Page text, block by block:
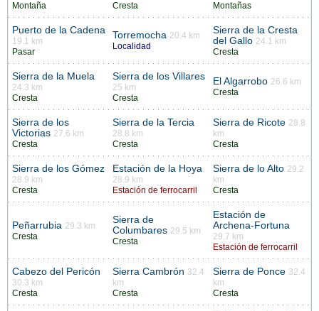
Montaña
Cresta
Montañas
Puerto de la Cadena
19.1 km
Pasar
Torremocha 20.4 km
Localidad
Sierra de la Cresta
del Gallo 24.1 km
Cresta
Sierra de la Muela
24.3 km
Cresta
Sierra de los Villares
25 km
Cresta
El Algarrobo 26.6 km
Cresta
Sierra de los
Victorias 27.6 km
Cresta
Sierra de la Tercia
28.8 km
Cresta
Sierra de Ricote 28.8
km
Cresta
Sierra de los Gómez
28.9 km
Cresta
Estación de la Hoya
28.9 km
Estación de ferrocarril
Sierra de lo Alto 29.2
km
Cresta
Peñarrubia 29.3 km
Cresta
Sierra de
Columbares 29.5 km
Cresta
Estación de
Archena-Fortuna
29.7 km
Estación de ferrocarril
Cabezo del Pericón
30.3 km
Cresta
Sierra Cambrón 32.4
km
Cresta
Sierra de Ponce 32.4
km
Cresta